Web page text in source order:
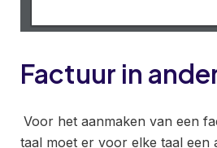
Factuur in
Voor het aanmaken van een
taal moet er voor elke taal een